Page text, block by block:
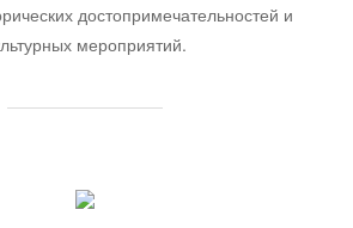
достопримечательностей и
мероприятий.